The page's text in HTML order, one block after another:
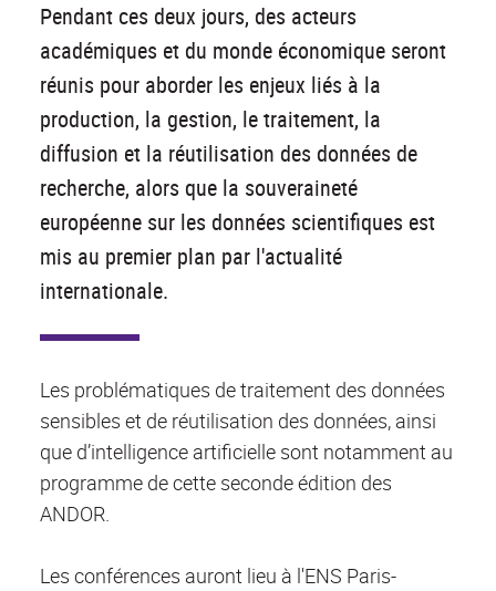
Pendant ces deux jours, des acteurs
académiques et du monde économique seront
réunis pour aborder les enjeux liés à la
production, la gestion, le traitement, la
diffusion et la réutilisation des données de
recherche, alors que la souveraineté
européenne sur les données scientifiques est
mis au premier plan par l'actualité
internationale.
Les problématiques de traitement des données
sensibles et de réutilisation des données, ainsi
que d’intelligence artificielle sont notamment au
programme de cette seconde édition des
ANDOR.
Les conférences auront lieu à l'ENS Paris-